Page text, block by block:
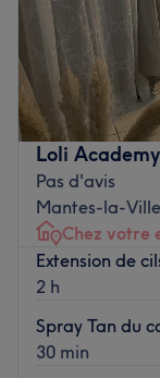
Massage
situé à Limay
Rouges. La
avec passion et
immanquables.
relaxants avec
prénatals.
Transports
Près des
L’équipe :
Sultan vous
Loli Academy
Pas d'avis
Mantes-la-
Chez votre
Extension de
2 h
Spray Tan du
30 min